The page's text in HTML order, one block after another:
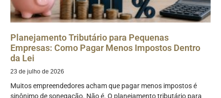
Planejamento Tributário para Pequenas
Empresas: Como Pagar Menos Impostos Dentro
da Lei
23 de julho de 2026
Muitos empreendedores acham que pagar menos impostos é
sinônimo de sonegação. Não é. O planejamento tributário para